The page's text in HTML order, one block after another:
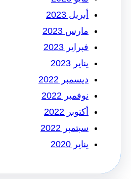
أبريل 2023
مارس 2023
فبراير 2023
يناير 2023
ديسمبر 2022
نوفمبر 2022
أكتوبر 2022
سبتمبر 2022
يناير 2020